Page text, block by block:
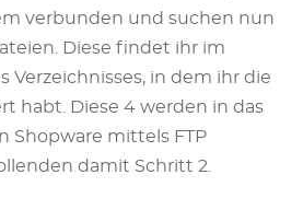
verbunden und suchen nun
Diese findet ihr im
Verzeichnisses, in dem ihr die
habt. Diese 4 werden in das
Shopware mittels FTP
damit Schritt 2.